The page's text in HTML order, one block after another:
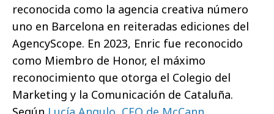
reconocida como la agencia creativa número
uno en Barcelona en reiteradas ediciones del
AgencyScope. En 2023, Enric fue reconocido
como Miembro de Honor, el máximo
reconocimiento que otorga el Colegio del
Marketing y la Comunicación de Cataluña.